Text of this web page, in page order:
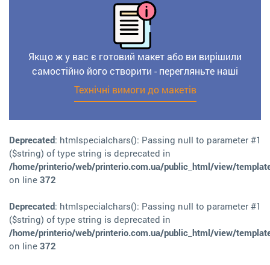
Якщо ж у вас є готовий макет або ви вирішили
самостійно його створити - перегляньте наші
Технічні вимоги до макетів
Deprecated: htmlspecialchars(): Passing null to parameter #1
($string) of type string is deprecated in
/home/printerio/web/printerio.com.ua/public_html/view/
on line 372
Deprecated: htmlspecialchars(): Passing null to parameter #1
($string) of type string is deprecated in
/home/printerio/web/printerio.com.ua/public_html/view/
on line 372